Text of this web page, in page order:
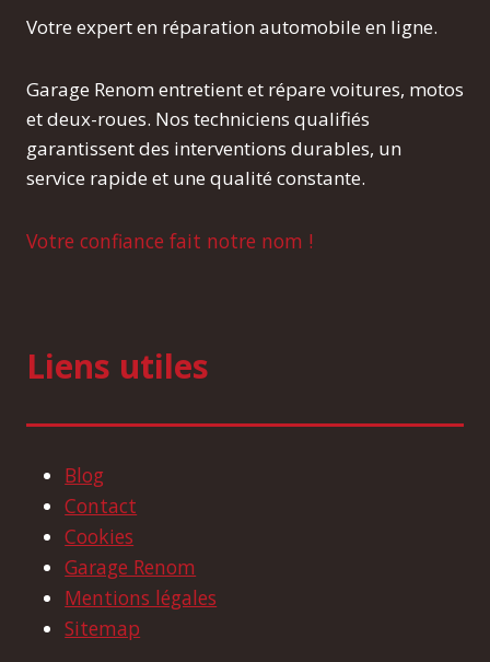
Votre expert en réparation automobile en ligne.
Garage Renom entretient et répare voitures, motos
et deux-roues. Nos techniciens qualifiés
garantissent des interventions durables, un
service rapide et une qualité constante.
Votre confiance fait notre nom !
Liens utiles
Blog
Contact
Cookies
Garage Renom
Mentions légales
Sitemap